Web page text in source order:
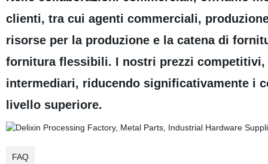
clienti, tra cui agenti commerciali,
risorse per la produzione e la catena di
fornitura flessibili. I nostri prezzi
intermediari, riducendo significativamente i
livello superiore.
FAQ